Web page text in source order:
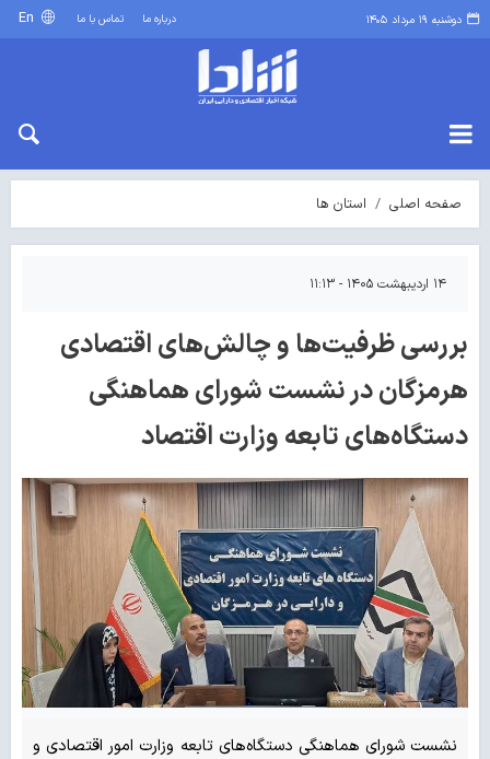
دوشنبه ۱۹ مرداد ۱۴۰۵ درباره ما تماس با ما
صفحه اصلی استان ها
۱۴ اردیبهشت ۱۴۰۵ - ۱۱:۱۳
بررسی ظرفیت‌ها و چالش‌های اقتصادی
هرمزگان در نشست شورای هماهنگی
دستگاه‌های تابعه وزارت اقتصاد
نشست شورای هماهنگی دستگاه‌های تابعه وزارت امور اقتصادی و